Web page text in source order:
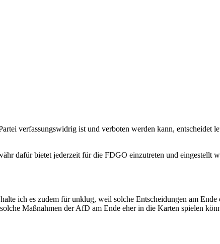
verfassungswidrig ist und verboten werden kann, entscheidet
dafür bietet jederzeit für die FDGO einzutreten und eingestellt
ich es zudem für unklug, weil solche Entscheidungen am
Maßnahmen der AfD am Ende eher in die Karten spielen